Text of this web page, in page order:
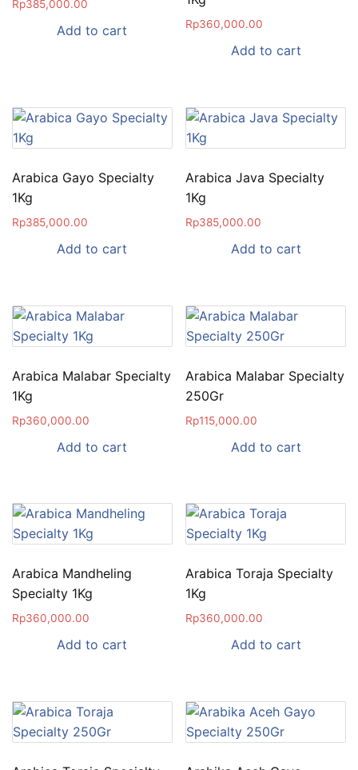
Rp385,000.00
Add to cart Rp360,000.00
Add to cart
Arabica Gayo Specialty
1Kg
Rp385,000.00
Add to cart
Arabica Java Specialty
1Kg
Rp385,000.00
Add to cart
Arabica Malabar Specialty
1Kg
Rp360,000.00
Add to cart
Arabica Malabar Specialty
250Gr
Rp115,000.00
Add to cart
Arabica Mandheling
Specialty 1Kg
Rp360,000.00
Add to cart
Arabica Toraja Specialty
1Kg
Rp360,000.00
Add to cart